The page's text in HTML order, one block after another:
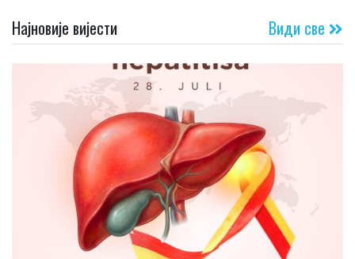
Најновије вијести Види све